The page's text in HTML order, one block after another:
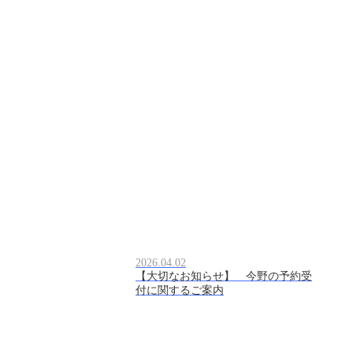
2026.04.02
【大切なお知らせ】 今野の予約受
付に関するご案内